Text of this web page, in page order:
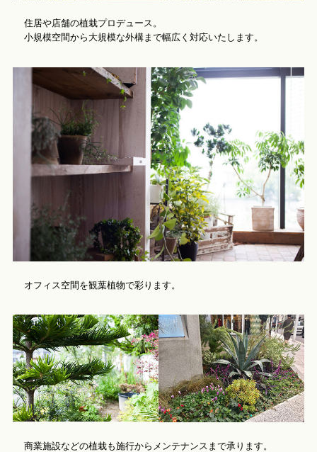
住居や店舗の植栽プロデュース。
小規模空間から大規模な外構まで幅広く対応いたします。
オフィス空間を観葉植物で彩ります。
商業施設などの植栽も施行からメンテナンスまで承ります。